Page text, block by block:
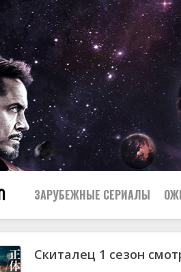
ЗАРУБЕЖНЫЕ СЕРИАЛЫ
Все
Скиталец 1 сезон